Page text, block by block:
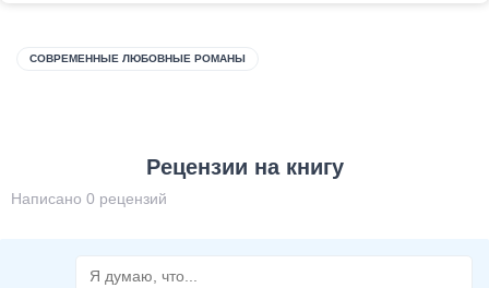
СОВРЕМЕННЫЕ ЛЮБОВНЫЕ РОМАНЫ
Рецензии на книгу
Написано 0 рецензий